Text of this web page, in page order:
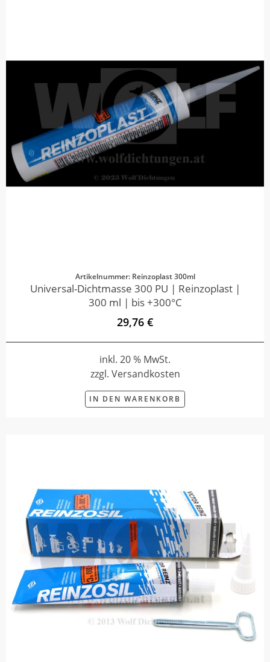
Artikelnummer: Reinzoplast 300ml
Universal-Dichtmasse 300 PU | Reinzoplast |
300 ml | bis +300°C
29,76 €
inkl. 20 % MwSt.
zzgl. Versandkosten
IN DEN WARENKORB